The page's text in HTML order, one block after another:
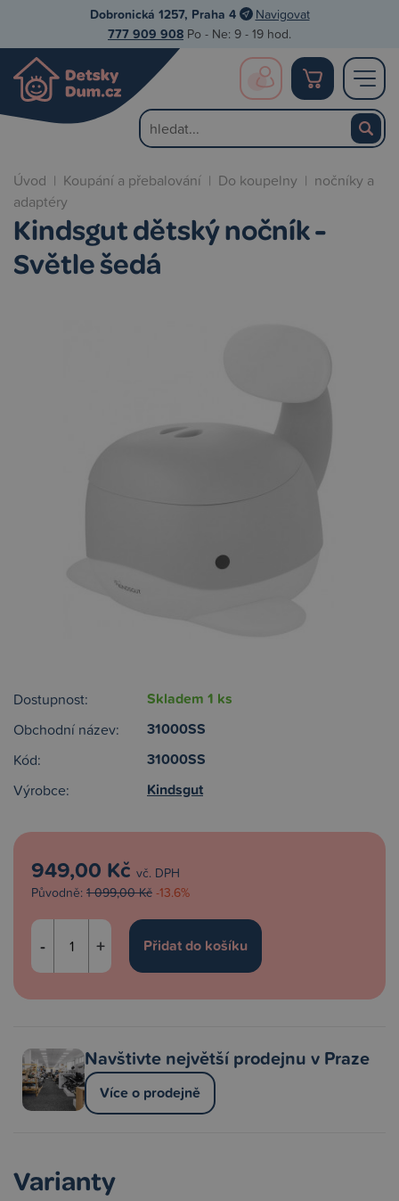
Dobronická 1257, Praha 4 Navigovat
777 909 908 Po - Ne: 9 - 19 hod.
Úvod | Koupání a přebalování | Do koupelny | nočníky a
adaptéry
Kindsgut dětský nočník -
Světle šedá
Dostupnost: Skladem 1 ks
Obchodní název: 31000SS
Kód: 31000SS
Výrobce: Kindsgut
949,00 Kč vč. DPH
Původně: 1 099,00 Kč -13.6%
- +
Navštivte největší prodejnu v Praze
Více o prodejně
Varianty